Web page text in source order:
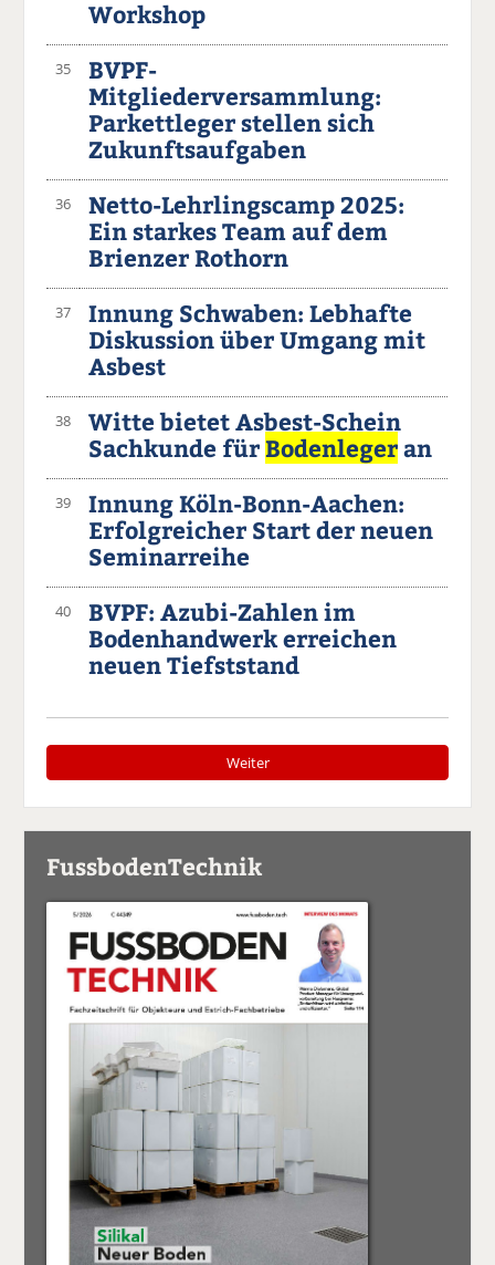
Workshop
35
BVPF-
Mitgliederversammlung:
Parkettleger stellen sich
Zukunftsaufgaben
36
Netto-Lehrlingscamp 2025:
Ein starkes Team auf dem
Brienzer Rothorn
37
Innung Schwaben: Lebhafte
Diskussion über Umgang mit
Asbest
38
Witte bietet Asbest-Schein
Sachkunde fürBodenlegeran
39
Innung Köln-Bonn-Aachen:
Erfolgreicher Start der neuen
Seminarreihe
40
BVPF: Azubi-Zahlen im
Bodenhandwerk erreichen
neuen Tiefststand
Weiter
FussbodenTechnik